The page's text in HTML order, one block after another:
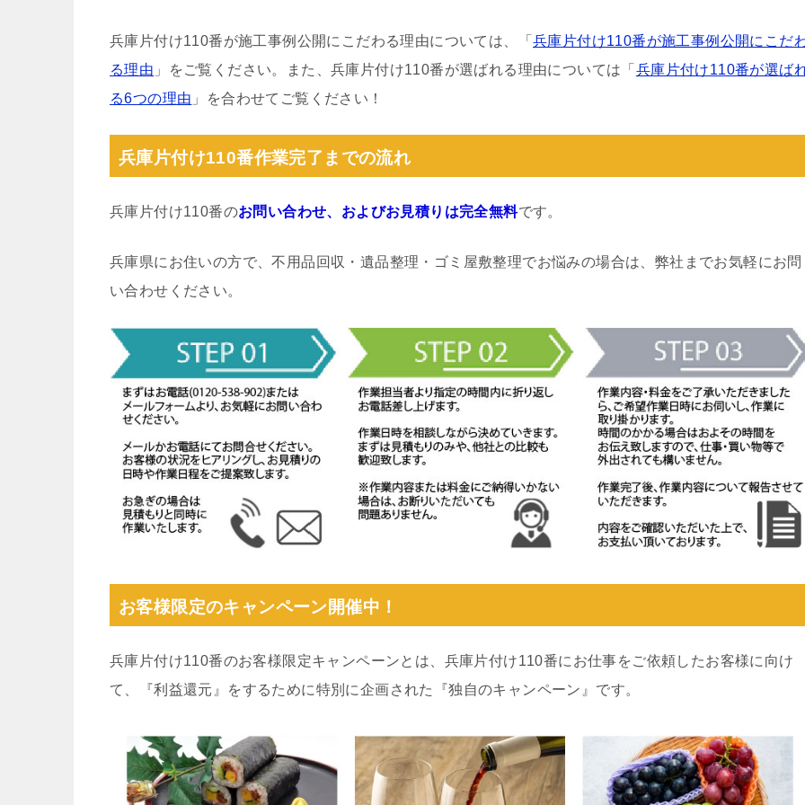
兵庫片付け110番が施工事例公開にこだわる理由については、「 兵庫片付け110番が施工事例公開にこだ
る理由 」をご覧ください。また、兵庫片付け110番が選ばれる理由については「 兵庫片付け110番が選ば
る6つの理由 」を合わせてご覧ください！
兵庫片付け110番作業完了までの流れ
兵庫片付け110番のお問い合わせ、およびお見積りは完全無料です。
兵庫県にお住いの方で、不用品回収・遺品整理・ゴミ屋敷整理でお悩みの場合は、弊社までお気軽にお問
い合わせください。
お客様限定のキャンペーン開催中！
兵庫片付け110番のお客様限定キャンペーンとは、兵庫片付け110番にお仕事をご依頼したお客様に向け
て、『利益還元』をするために特別に企画された『独自のキャンペーン』です。